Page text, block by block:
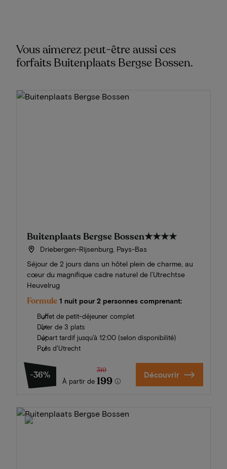
Vous aimerez peut-être aussi ces
forfaits Buitenplaats Bergse Bossen.
Buitenplaats Bergse Bossen★★★★
Driebergen-Rijsenburg, Pays-Bas
Séjour de 2 jours dans un hôtel plein de charme, au
cœur du magnifique cadre naturel de l’Utrechtse
Heuvelrug
Formule 1 nuit pour 2 personnes comprenant:
Buffet de petit-déjeuner complet
Dîner de 3 plats
Départ tardif jusqu'à 12:00 (selon disponibilité)
Près d'Utrecht
-36%
À partir de
310
199 Découvrir